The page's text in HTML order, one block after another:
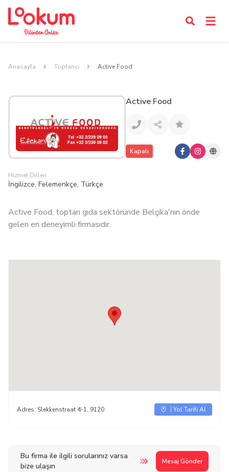
Anasayfa Toptancı Active Food
Active Food
Kapalı
Hizmet Dilleri
İngilizce, Felemenkçe, Türkçe
Active Food, toptan gıda sektöründe Belçika'nın önde
gelen en deneyimli firmasıdır.
Bu firma ile ilgili sorularınız varsa
bize ulaşın
Mesaj Gönder
Adres: Slekkenstraat 4-1, 9120 Yol Tarifi Al